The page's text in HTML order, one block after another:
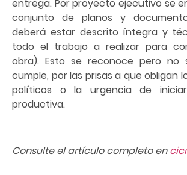
entrega. Por proyecto ejecutivo se
conjunto de planos y
deberá estar descrito íntegra y
todo el trabajo a realizar para
obra). Esto se reconoce pero no
cumple, por las prisas a que obligan
políticos o la urgencia de
productiva.
Consulte el artículo completo en